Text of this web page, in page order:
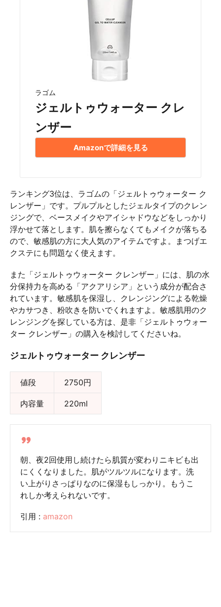
ラゴム
ジェルトゥウォーター クレ
ンザー
Amazonで詳細を見る
ランキング3位は、ラゴムの「ジェルトゥウォーター ク
レンザー」です。プルプルとしたジェルタイプのクレン
ジングで、ベースメイクやアイシャドウなどをしっかり
浮かせて落とします。肌を擦らなくてもメイクが落ちる
ので、敏感肌の方に大人気のアイテムですよ。まつげエ
クステにも問題なく使えます。
また「ジェルトゥウォーター クレンザー」には、肌の水
分保持力を高める「アクアリシア」という成分が配合さ
れています。敏感肌を保湿し、クレンジングによる乾燥
やカサつき、粉吹きを防いでくれますよ。敏感肌用のク
レンジングを探している方は、是非「ジェルトゥウォー
ター クレンザー」の購入を検討してくださいね。
ジェルトゥウォーター クレンザー
値段 2750円
内容量 220ml
朝、夜2回使用し続けたら肌質が変わりニキビも出
にくくなりました。肌がツルツルになります。洗
い上がりさっぱりなのに保湿もしっかり。もうこ
れしか考えられないです。
引用 : amazon